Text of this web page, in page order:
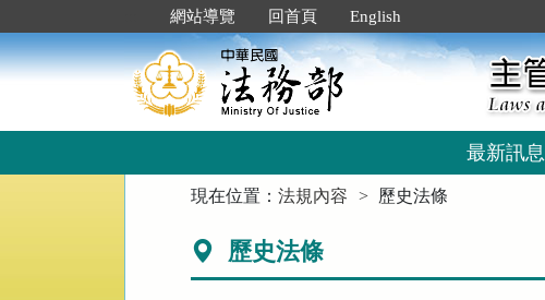
到
主
要
網站導覽 回首頁 English
最新訊息
現在位置：法規內容 歷史法條
歷史法條